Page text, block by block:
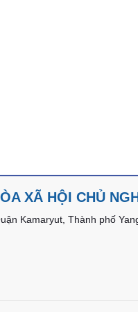
XÃ HỘI CHỦ
Kamaryut, Thành phố